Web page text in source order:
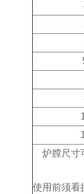
炉膛尺寸
使用前须看